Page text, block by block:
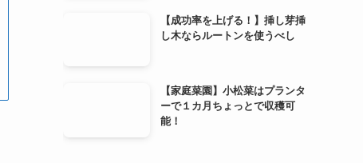
【成功率を上げる！】挿し芽挿
し木ならルートンを使うべし
【家庭菜園】小松菜はプランタ
ーで１カ月ちょっとで収穫可
能！